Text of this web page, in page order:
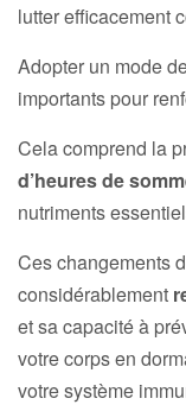
lutter efficacement
Adopter un mode
importants pour
Cela comprend la
d’heures de
nutriments
Ces changements
considérablement
et sa capacité à
votre corps en
votre système